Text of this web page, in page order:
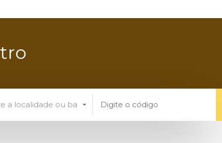
a localidade ou bairro